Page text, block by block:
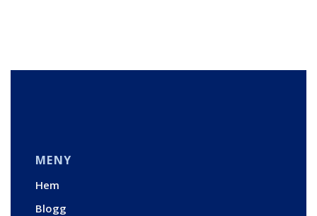
MENY
Hem
Blogg